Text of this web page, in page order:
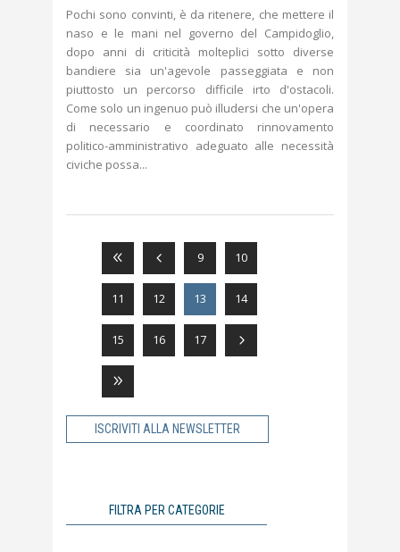
Pochi sono convinti, è da ritenere, che mettere il
naso e le mani nel governo del Campidoglio,
dopo anni di criticità molteplici sotto diverse
bandiere sia un'agevole passeggiata e non
piuttosto un percorso difficile irto d'ostacoli.
Come solo un ingenuo può illudersi che un'opera
di necessario e coordinato rinnovamento
politico-amministrativo adeguato alle necessità
civiche possa
9 10
11 12 13 14
15 16 17
ISCRIVITI ALLA NEWSLETTER
FILTRA PER CATEGORIE